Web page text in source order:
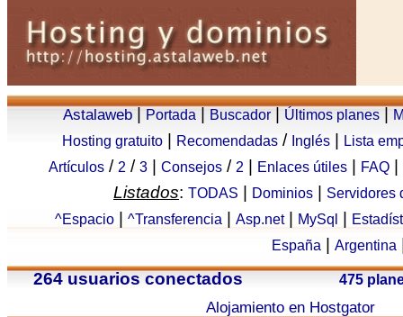
Astalaweb Portada Buscador Últimos planes
Hosting gratuito
Recomendadas / Inglés
Lista
Artículos / 2 / 3 Consejos / 2 Enlaces útiles FAQ
Listados: TODAS Dominios
Servidores
^Espacio
^Transferencia Asp.net| MySql
España
Argentina
264 usuarios conectados
475
Alojamiento en Hostgator